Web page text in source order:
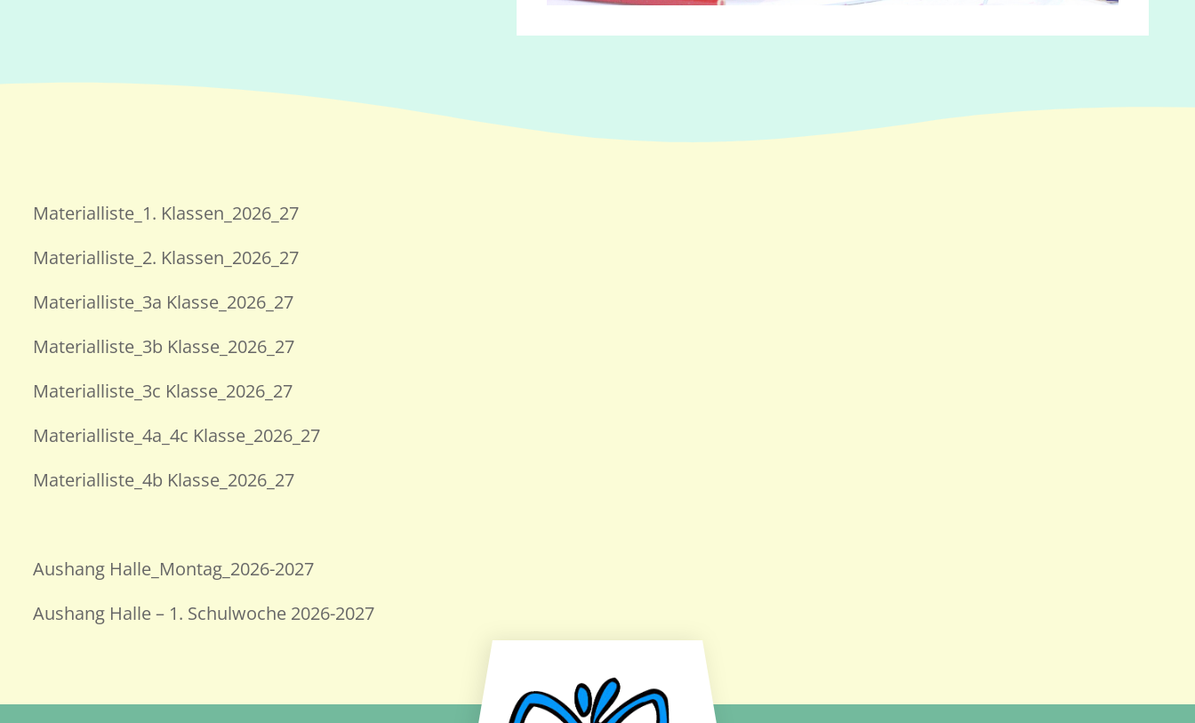
Materialliste_1. Klassen_2026_27
Materialliste_2. Klassen_2026_27
Materialliste_3a Klasse_2026_27
Materialliste_3b Klasse_2026_27
Materialliste_3c Klasse_2026_27
Materialliste_4a_4c Klasse_2026_27
Materialliste_4b Klasse_2026_27
Aushang Halle_Montag_2026-2027
Aushang Halle – 1. Schulwoche 2026-2027